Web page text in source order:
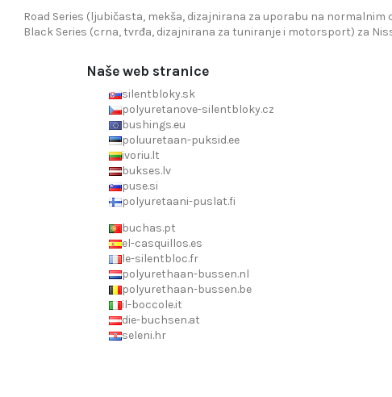
Road Series (ljubičasta, mekša, dizajnirana za uporabu na
Black Series (crna, tvrđa, dizajnirana za tuniranje i motorsport) za
Naše web stranice
silentbloky.sk
polyuretanove-silentbloky.cz
bushings.eu
poluuretaan-puksid.ee
ivoriu.lt
bukses.lv
puse.si
polyuretaani-puslat.fi
buchas.pt
el-casquillos.es
le-silentbloc.fr
polyurethaan-bussen.nl
polyurethaan-bussen.be
il-boccole.it
die-buchsen.at
seleni.hr